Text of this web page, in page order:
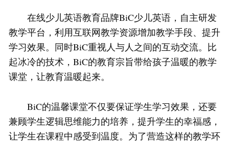
在线少儿英语教育品牌BiC少儿英语，自主研发
教学平台，利用互联网教学资源增加教学手段、提升
学习效果。同时BiC重视人与人之间的互动交流。比
起冰冷的技术，BiC的教育宗旨带给孩子温暖的教学
课堂，让教育温暖起来。
BiC的温馨课堂不仅要保证学生学习效果，还要
兼顾学生逻辑思维能力的培养，提升学生的幸福感，
让学生在课程中感受到温度。为了营造这样的教学环